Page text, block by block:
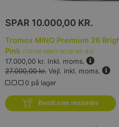
SPAR 10.000,00 KR.
Tromox MINO Premium 26
Pink (TROM-MINO-6026-BP-45)
17.000,00 kr. Inkl. moms.
27.000,00 kr. Vejl. inkl. moms.
0 på lager
Bestil som restordre